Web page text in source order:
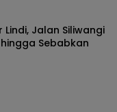
Jalan Siliwangi
Sebabkan